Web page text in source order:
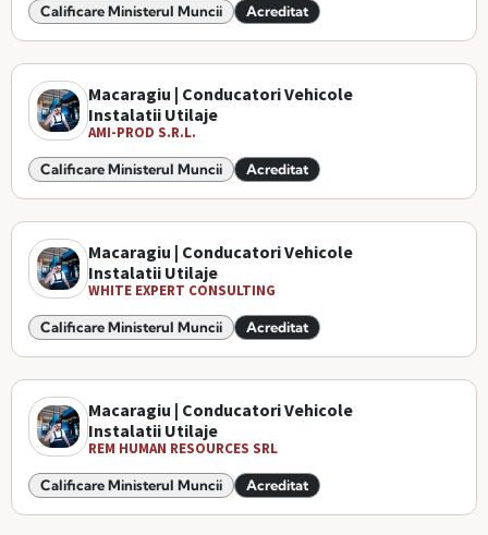
Calificare Ministerul Muncii Acreditat
Macaragiu | Conducatori Vehicole
Instalatii Utilaje
AMI-PROD S.R.L.
Calificare Ministerul Muncii Acreditat
Macaragiu | Conducatori Vehicole
Instalatii Utilaje
WHITE EXPERT CONSULTING
Calificare Ministerul Muncii Acreditat
Macaragiu | Conducatori Vehicole
Instalatii Utilaje
REM HUMAN RESOURCES SRL
Calificare Ministerul Muncii Acreditat